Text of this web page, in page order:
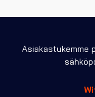
Asiakastukemme